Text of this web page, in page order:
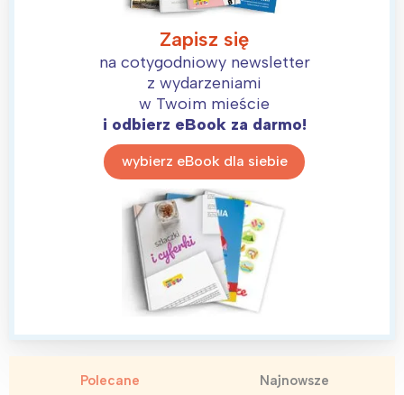
Zapisz się
na cotygodniowy newsletter
z wydarzeniami
w Twoim mieście
i odbierz eBook za darmo!
wybierz eBook dla siebie
Polecane Najnowsze